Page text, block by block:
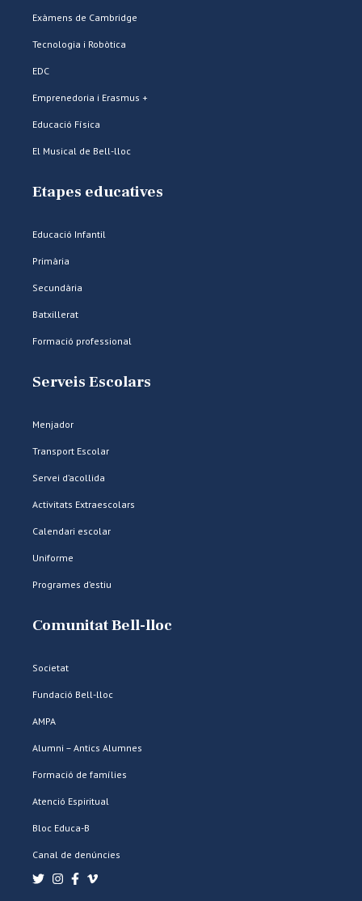
Exàmens de Cambridge
Tecnologia i Robòtica
EDC
Emprenedoria i Erasmus +
Educació Física
El Musical de Bell-lloc
Etapes educatives
Educació Infantil
Primària
Secundària
Batxillerat
Formació professional
Serveis Escolars
Menjador
Transport Escolar
Servei d’acollida
Activitats Extraescolars
Calendari escolar
Uniforme
Programes d’estiu
Comunitat Bell-lloc
Societat
Fundació Bell-lloc
AMPA
Alumni – Antics Alumnes
Formació de famílies
Atenció Espiritual
Bloc Educa-B
Canal de denúncies